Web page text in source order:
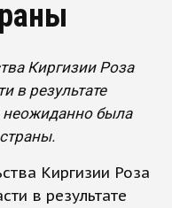
Киргизии Роза
в результате
неожиданно была
Киргизии Роза
в результате